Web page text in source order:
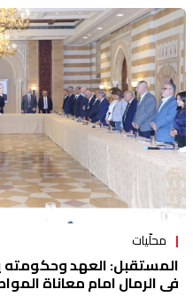
محلّيات
المستقبل: العهد
في الرمال امام معاناة